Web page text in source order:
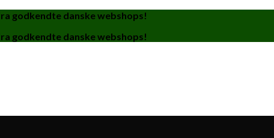
godkendte danske webshops!
godkendte danske webshops!